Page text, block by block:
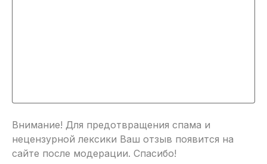
Внимание! Для предотвращения спама и
нецензурной лексики Ваш отзыв появится на
сайте после модерации. Спасибо!